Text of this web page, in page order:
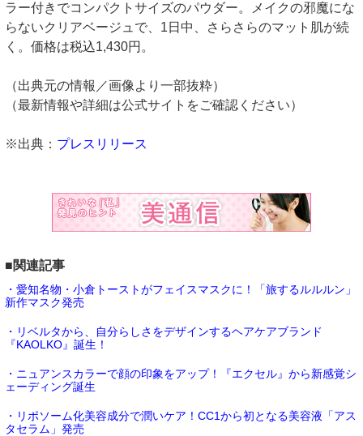
ラー付きでコンパクトサイズのパウダー。メイクの邪魔にな
らないクリアベージュで、1日中、さらさらのマット肌が続
く。価格は税込1,430円。
（出典元の情報／画像より一部抜粋）
（最新情報や詳細は公式サイトをご確認ください）
※出典： プレスリリース
■関連記事
・愛知名物・小倉トーストがフェイスマスクに！「旅するルルルン」
新作マスク発売
・リベルタから、自分らしさをデザインするヘアケアブランド
『KAOLKO』誕生！
・ニュアンスカラーで顔の印象をアップ！『エクセル』から新感覚シ
ェーディング誕生
・リポソーム化美容成分で潤いケア！CC1から初となる美容液「アス
タセラム」発売